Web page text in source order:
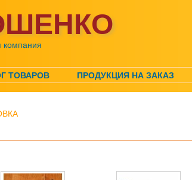
компания
ТОВАРОВ ПРОДУКЦИЯ НА ЗАКАЗ